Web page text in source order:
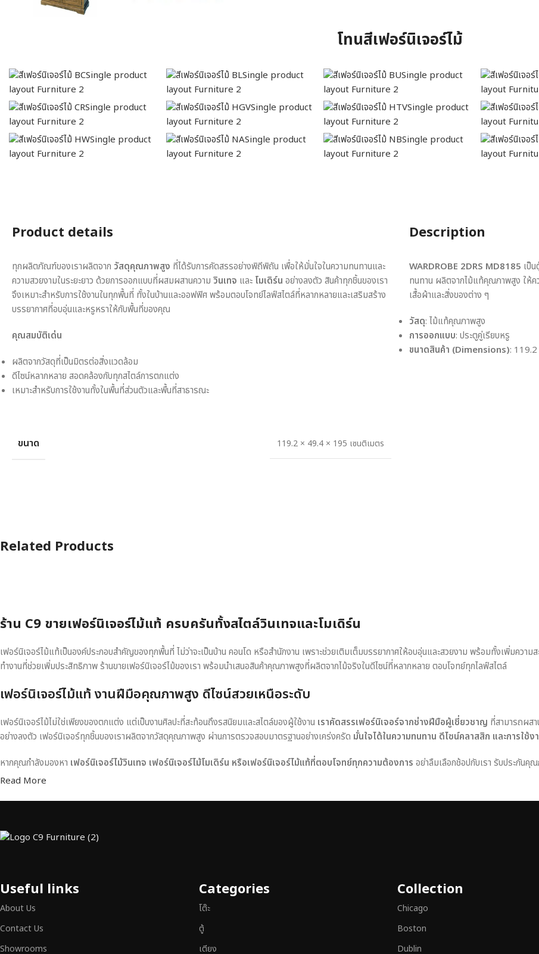
โทนสีเฟอร์นิเจอร์ไม้
Product details
ทุกผลิตภัณฑ์ของเราผลิตจาก วัสดุคุณภาพสูง ที่ได้รับการคัดสรรอย่างพิถีพิถัน เพื่อให้มั่นใจในความทนทานและ
ความสวยงามในระยะยาว ด้วยการออกแบบที่ผสมผสานความ วินเทจ และ โมเดิร์น อย่างลงตัว สินค้าทุกชิ้นของเรา
จึงเหมาะสำหรับการใช้งานในทุกพื้นที่ ทั้งในบ้านและออฟฟิศ พร้อมตอบโจทย์ไลฟ์สไตล์ที่หลากหลายและเสริมสร้าง
บรรยากาศที่อบอุ่นและหรูหราให้กับพื้นที่ของคุณ
คุณสมบัติเด่น
ผลิตจากวัสดุที่เป็นมิตรต่อสิ่งแวดล้อม
ดีไซน์หลากหลาย สอดคล้องกับทุกสไตล์การตกแต่ง
เหมาะสำหรับการใช้งานทั้งในพื้นที่ส่วนตัวและพื้นที่สาธารณะ
ขนาด 119.2 × 49.4 × 195 เซนติเมตร
Description
WARDROBE 2DRS MD8185 เป็
ทนทาน ผลิตจากไม้แท้คุณภาพสูง ให้ค
เสื้อผ้าและสิ่งของต่าง ๆ
วัสดุ: ไม้แท้คุณภาพสูง
การออกแบบ: ประตูคู่เรียบหรู
ขนาดสินค้า (Dimensions):
Related Products
ร้าน C9 ขายเฟอร์นิเจอร์ไม้แท้ ครบครันทั้งสไตล์วินเทจและโมเดิร์น
เฟอร์นิเจอร์ไม้แท้เป็นองค์ประกอบสำคัญของทุกพื้นที่ ไม่ว่าจะเป็นบ้าน คอนโด หรือสำนักงาน เพราะช่วยเติมเต็มบรรยากาศให้อบอุ่นและสวยงาม พร้อมทั้งเพิ่มคว
ทำงานที่ช่วยเพิ่มประสิทธิภาพ ร้านขายเฟอร์นิเจอร์ไม้ของเรา พร้อมนำเสนอสินค้าคุณภาพสูงที่ผลิตจากไม้จริงในดีไซน์ที่หลากหลาย ตอบโจทย์ทุกไลฟ์สไตล์
เฟอร์นิเจอร์ไม้แท้ งานฝีมือคุณภาพสูง ดีไซน์สวยเหนือระดับ
เฟอร์นิเจอร์ไม้ไม่ใช่เพียงของตกแต่ง แต่เป็นงานศิลปะที่สะท้อนถึงรสนิยมและสไตล์ของผู้ใช้งาน เราคัดสรรเฟอร์นิเจอร์จากช่างฝีมือผู้เชี่ยวชาญ ที่สามารถผส
อย่างลงตัว เฟอร์นิเจอร์ทุกชิ้นของเราผลิตจากวัสดุคุณภาพสูง ผ่านการตรวจสอบมาตรฐานอย่างเคร่งครัด มั่นใจได้ในความทนทาน ดีไซน์คลาสสิก และการใช้ง
หากคุณกำลังมองหา เฟอร์นิเจอร์ไม้วินเทจ เฟอร์นิเจอร์ไม้โมเดิร์น หรือเฟอร์นิเจอร์ไม้แท้ที่ตอบโจทย์ทุกความต้องการ อย่าลืมเลือกช้อปกับเรา รับประกันคุ
Read More
Useful links
About Us
Contact Us
Showrooms
Categories
โต๊ะ
ตู้
เตียง
Collection
Chicago
Boston
Dublin